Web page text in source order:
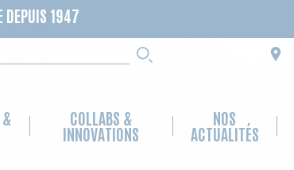
DEPUIS 1947
RECHERCHE
& COLLABS &
INNOVATIONS
NOS
ACTUALITÉS